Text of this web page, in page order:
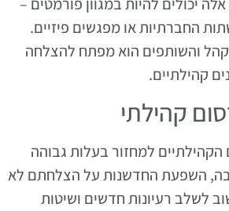
החברתיות או מפגשים פיזיים.
והשותפים הוא מפתח להצלחה
קהילתיים.
קהילתי
הקהילתיים למחזור בעלות גבוהה
השפעת החדשנות על הצלחתם לא
לשלב רעיונות חדשים ושיטות